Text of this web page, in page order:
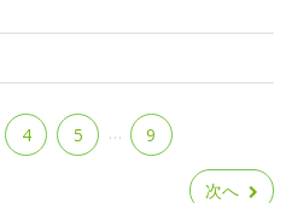
4 5 … 9
次へ